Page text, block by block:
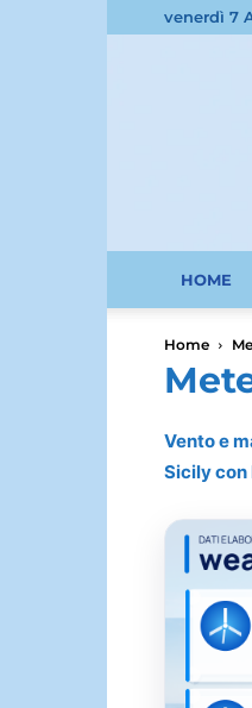
venerdì 7
HOME
Home
Vento e
Sicily con